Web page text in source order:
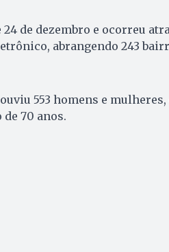
de dezembro e ocorreu
abrangendo 243
553 homens e
70 anos.